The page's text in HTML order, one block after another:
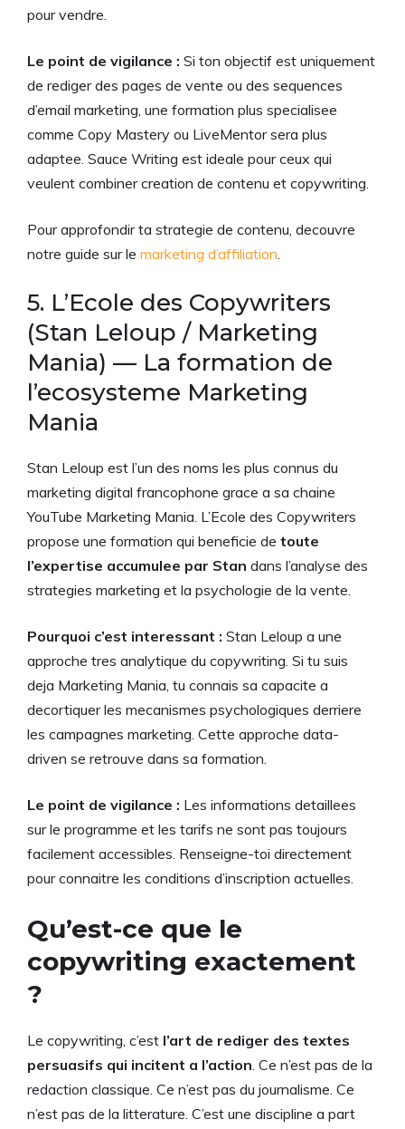
pour vendre.
Le point de vigilance : Si ton objectif est uniquement
de rediger des pages de vente ou des sequences
d’email marketing, une formation plus specialisee
comme Copy Mastery ou LiveMentor sera plus
adaptee. Sauce Writing est ideale pour ceux qui
veulent combiner creation de contenu et copywriting.
Pour approfondir ta strategie de contenu, decouvre
notre guide sur le marketing d’affiliation
5. L’Ecole des Copywriters
(Stan Leloup / Marketing
Mania) — La formation de
l’ecosysteme Marketing
Mania
Stan Leloup est l’un des noms les plus connus du
marketing digital francophone grace a sa chaine
YouTube Marketing Mania. L’Ecole des Copywriters
propose une formation qui beneficie de toute
l’expertise accumulee par Stan dans l’analyse des
strategies marketing et la psychologie de la vente.
Pourquoi c’est interessant : Stan Leloup a une
approche tres analytique du copywriting. Si tu suis
deja Marketing Mania, tu connais sa capacite a
decortiquer les mecanismes psychologiques derriere
les campagnes marketing. Cette approche data-
driven se retrouve dans sa formation.
Le point de vigilance : Les informations detaillees
sur le programme et les tarifs ne sont pas toujours
facilement accessibles. Renseigne-toi directement
pour connaitre les conditions d’inscription actuelles.
Qu’est-ce que le
copywriting exactement
?
Le copywriting, c’est l’art de rediger des textes
persuasifs qui incitent a l’action . Ce n’est pas de la
redaction classique. Ce n’est pas du journalisme. Ce
n’est pas de la litterature. C’est une discipline a part